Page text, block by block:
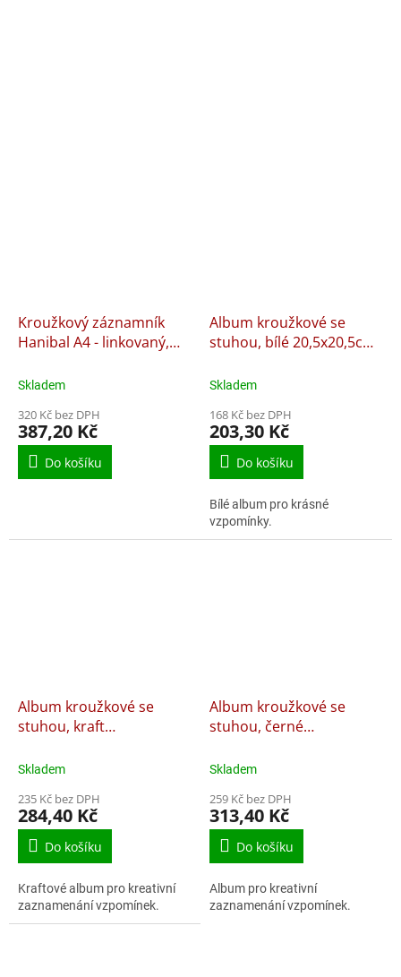
Kroužkový záznamník
Hanibal A4 - linkovaný,
Skladem
320 Kč bez DPH
387,20 Kč
Do košíku
Album kroužkové se
stuhou, bílé 20,5x20,5cm,
Skladem
168 Kč bez DPH
203,30 Kč
Do košíku
Bílé album pro krásné
vzpomínky.
Album kroužkové se
stuhou, kraft
Skladem
235 Kč bez DPH
284,40 Kč
Do košíku
Kraftové album pro kreativní
zaznamenání vzpomínek.
Album kroužkové se
stuhou, černé
Skladem
259 Kč bez DPH
313,40 Kč
Do košíku
Album pro kreativní
zaznamenání vzpomínek.